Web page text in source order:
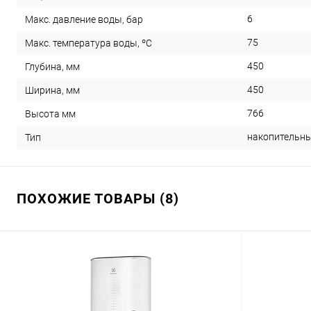
Макс. давление воды, бар 6
Макс. температура воды, ºС 75
Глубина, мм 450
Ширина, мм 450
Высота мм 766
Тип
ПОХОЖИЕ ТОВАРЫ (8)